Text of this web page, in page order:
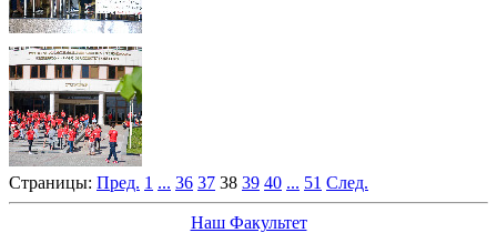
Страницы: Пред. 1 ... 36 37 38 39 40 ... 51 След.
Наш Факультет